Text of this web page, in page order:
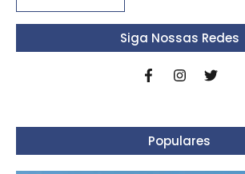
Siga Nossas Redes
Populares